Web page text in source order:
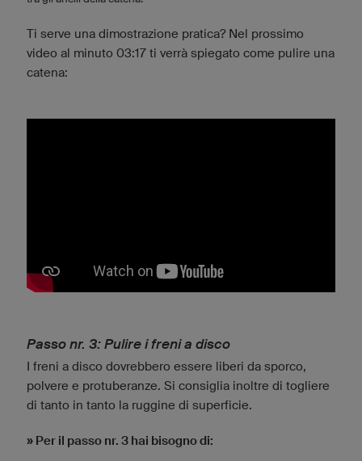
Ti serve una dimostrazione pratica? Nel prossimo
video al minuto 03:17 ti verrà spiegato come pulire una
catena:
Passo nr. 3: Pulire i freni a disco
I freni a disco dovrebbero essere liberi da sporco,
polvere e protuberanze. Si consiglia inoltre di togliere
di tanto in tanto la ruggine di superficie.
» Per il passo nr. 3 hai bisogno di: